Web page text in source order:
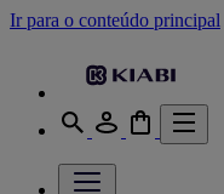
Ir para o conteúdo principal